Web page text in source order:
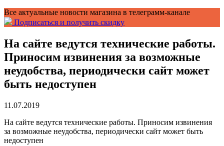
Все актуальные новости магазина в телеграмм-канале
Подписаться и получить скидку
На сайте ведутся технические работы.
Приносим извинения за возможные
неудобства, периодически сайт может
быть недоступен
11.07.2019
На сайте ведутся технические работы. Приносим извинения
за возможные неудобства, периодически сайт может быть
недоступен